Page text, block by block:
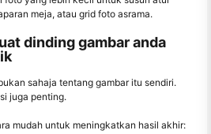
meja, atau grid foto asrama.
dinding gambar anda
sahaja tentang gambar itu sendiri.
juga penting.
mudah untuk meningkatkan hasil akhir: